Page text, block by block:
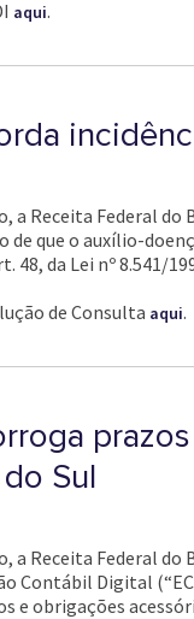
aqui.
a Receita Federal do
que o auxílio-
48, da Lei nº 8.541/
de Consulta aqui.
Sul
a Receita Federal
Contábil Digital
e obrigações